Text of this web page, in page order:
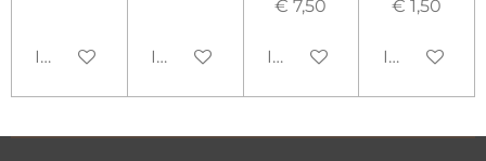
In winkelwagenIn winkelwagen
€ 7,50
In winkelwagen
€ 1,50
In